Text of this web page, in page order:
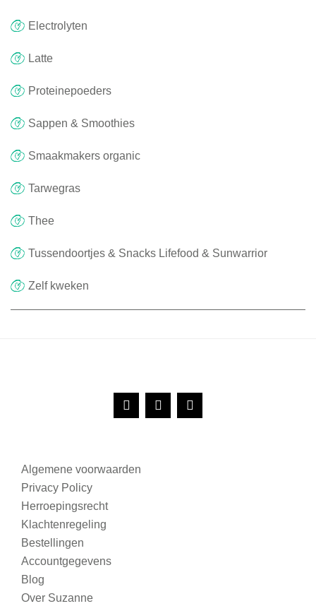
Electrolyten
Latte
Proteinepoeders
Sappen & Smoothies
Smaakmakers organic
Tarwegras
Thee
Tussendoortjes & Snacks Lifefood & Sunwarrior
Zelf kweken
Algemene voorwaarden
Privacy Policy
Herroepingsrecht
Klachtenregeling
Bestellingen
Accountgegevens
Blog
Over Suzanne